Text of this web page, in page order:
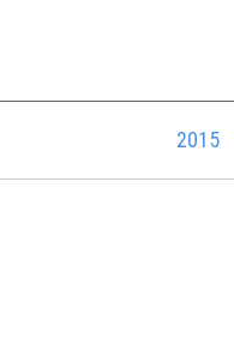
2015